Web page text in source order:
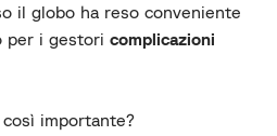
il globo ha reso conveniente
per i gestori complicazioni
importante?